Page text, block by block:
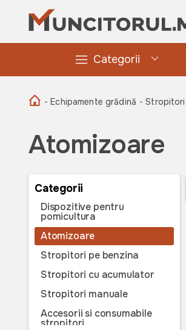
Categorii
- Echipamente grădină -
Atomizoare
Categorii
Dispozitive pentru
pomicultura
Atomizoare
Stropitori pe benzina
Stropitori cu acumulator
Stropitori manuale
Accesorii si consumabile
stropitori